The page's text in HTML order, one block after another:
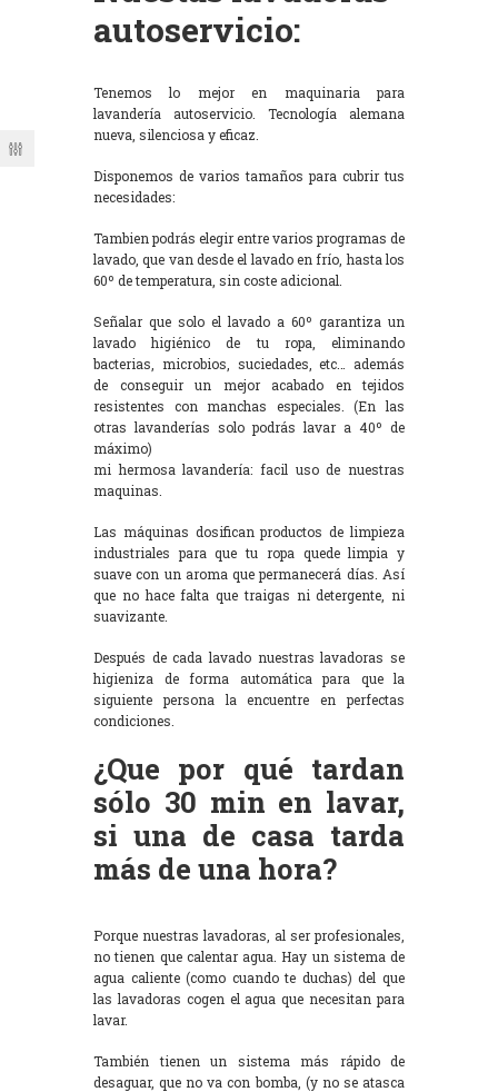
autoservicio:
Tenemos lo mejor en maquinaria para
lavandería autoservicio. Tecnología alemana
nueva, silenciosa y eficaz.
Disponemos de varios tamaños para cubrir tus
necesidades:
Tambien podrás elegir entre varios programas de
lavado, que van desde el lavado en frío, hasta los
60º de temperatura, sin coste adicional.
Señalar que solo el lavado a 60º garantiza un
lavado higiénico de tu ropa, eliminando
bacterias, microbios, suciedades, etc… además
de conseguir un mejor acabado en tejidos
resistentes con manchas especiales. (En las
otras lavanderías solo podrás lavar a 40º de
máximo)
mi hermosa lavandería: facil uso de nuestras
maquinas.
Las máquinas dosifican productos de limpieza
industriales para que tu ropa quede limpia y
suave con un aroma que permanecerá días. Así
que no hace falta que traigas ni detergente, ni
suavizante.
Después de cada lavado nuestras lavadoras se
higieniza de forma automática para que la
siguiente persona la encuentre en perfectas
condiciones.
¿Que por qué tardan
sólo 30 min en lavar,
si una de casa tarda
más de una hora?
Porque nuestras lavadoras, al ser profesionales,
no tienen que calentar agua. Hay un sistema de
agua caliente (como cuando te duchas) del que
las lavadoras cogen el agua que necesitan para
lavar.
También tienen un sistema más rápido de
desaguar, que no va con bomba, (y no se atasca